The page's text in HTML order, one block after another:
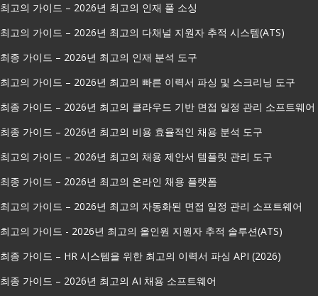
최고의 가이드 – 2026년 최고의 인재 풀 소싱
최고의 가이드 – 2026년 최고의 다채널 지원자 추적 시스템(ATS)
최종 가이드 – 2026년 최고의 인재 분석 도구
최고의 가이드 – 2026년 최고의 빠른 이력서 파싱 및 스크리닝 도구
최종 가이드 – 2026년 최고의 클라우드 기반 면접 일정 관리 소프트웨어
최종 가이드 – 2026년 최고의 비용 효율적인 채용 분석 도구
최고의 가이드 – 2026년 최고의 채용 제안서 템플릿 관리 도구
최종 가이드 – 2026년 최고의 온라인 채용 플랫폼
최고의 가이드 – 2026년 최고의 자동화된 면접 일정 관리 소프트웨어
최고의 가이드 - 2026년 최고의 올인원 지원자 추적 솔루션(ATS)
최종 가이드 – HR 시스템을 위한 최고의 이력서 파싱 API (2026)
최종 가이드 – 2026년 최고의 AI 채용 소프트웨어